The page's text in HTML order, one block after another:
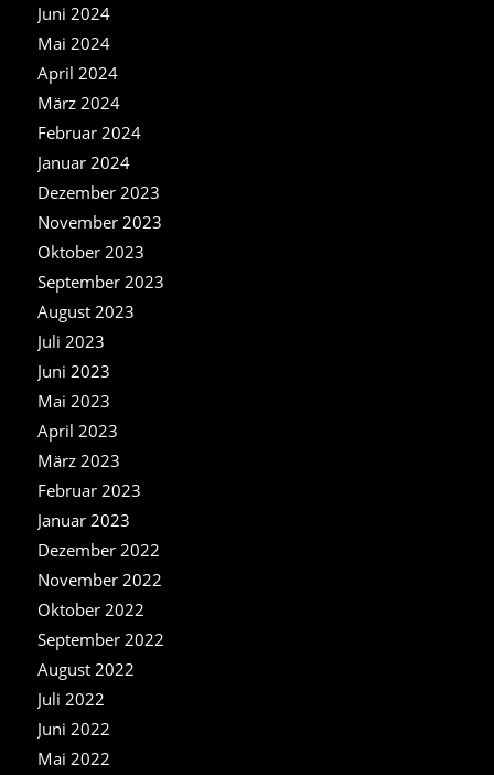
Juni 2024
Mai 2024
April 2024
März 2024
Februar 2024
Januar 2024
Dezember 2023
November 2023
Oktober 2023
September 2023
August 2023
Juli 2023
Juni 2023
Mai 2023
April 2023
März 2023
Februar 2023
Januar 2023
Dezember 2022
November 2022
Oktober 2022
September 2022
August 2022
Juli 2022
Juni 2022
Mai 2022